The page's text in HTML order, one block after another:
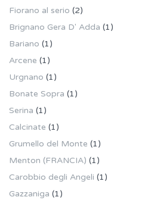
Fiorano al serio (2)
Brignano Gera D' Adda (1)
Bariano (1)
Arcene (1)
Urgnano (1)
Bonate Sopra (1)
Serina (1)
Calcinate (1)
Grumello del Monte (1)
Menton (FRANCIA) (1)
Carobbio degli Angeli (1)
Gazzaniga (1)